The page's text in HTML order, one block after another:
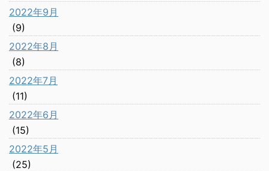
2022年9月
(9)
2022年8月
(8)
2022年7月
(11)
2022年6月
(15)
2022年5月
(25)